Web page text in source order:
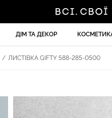
ДІМ ТА ДЕКОР
/ ЛИСТІВКА GIFTY 588-285-0500